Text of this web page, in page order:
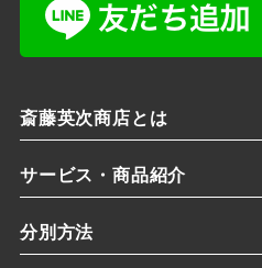
斎藤英次商店とは
サービス・商品紹介
分別方法